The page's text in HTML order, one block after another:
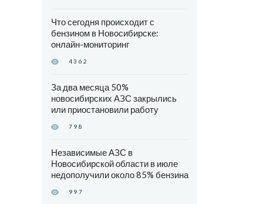
Что сегодня происходит с
бензином в Новосибирске:
онлайн-мониторинг
4362
За два месяца 50%
новосибирских АЗС закрылись
или приостановили работу
798
Независимые АЗС в
Новосибирской области в июле
недополучили около 85% бензина
997